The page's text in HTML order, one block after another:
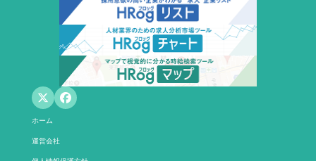
ホーム
運営会社